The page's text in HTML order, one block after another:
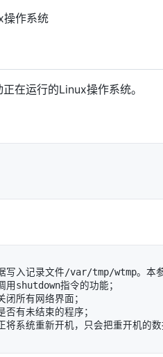
操作系统
在运行的Linux操作系统。
写入记录文件/var/tmp/wtmp。本
shutdown指令的功能；
所有网络界面；
有未结束的程序；